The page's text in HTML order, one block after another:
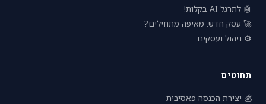
🤖 לתרגל AI בקלות!
🚀 עסק חדש: מאיפה מתחילים?
⚙️ ניהול ועסקים
תחומים
💰 יצירת הכנסה פאסיבית